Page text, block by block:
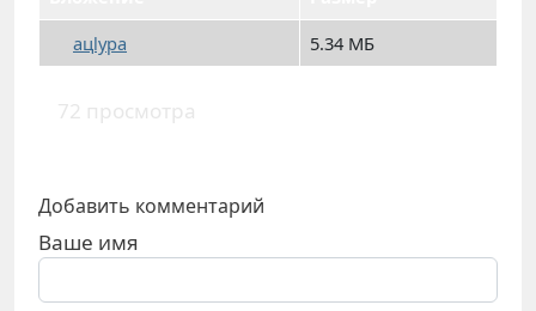
ацlура
5.34 МБ
72 просмотра
Добавить комментарий
Ваше имя